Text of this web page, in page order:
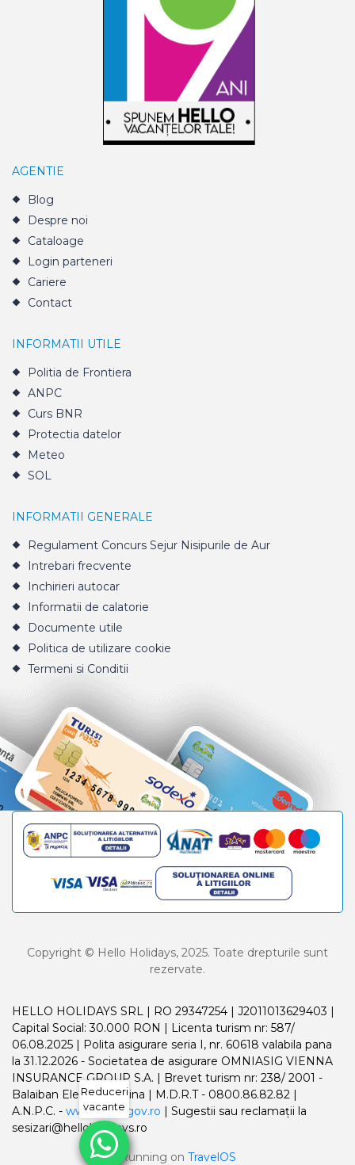
AGENTIE
Blog
Despre noi
Cataloage
Login parteneri
Cariere
Contact
INFORMATII UTILE
Politia de Frontiera
ANPC
Curs BNR
Protectia datelor
Meteo
SOL
INFORMATII GENERALE
Regulament Concurs Sejur Nisipurile de Aur
Intrebari frecvente
Inchirieri autocar
Informatii de calatorie
Documente utile
Politica de utilizare cookie
Termeni si Conditii
Copyright © Hello Holidays, 2025. Toate drepturile sunt
rezervate.
HELLO HOLIDAYS SRL | RO 29347254 | J2011013629403 |
Capital Social: 30.000 RON | Licenta turism nr: 587/
06.08.2025 | Polita asigurare seria I, nr. 60618 valabila pana
la 31.12.2026 - Societatea de asigurare OMNIASIG VIENNA
INSURANCE GROUP S.A. | Brevet turism nr: 238/ 2001 -
Balaiban Elena Madalina | M.D.R.T - 0800.86.82.82 |
A.N.P.C. - www.anpc.gov.ro | Sugestii sau reclamații la
sesizari@helloholidays.ro
Running on TravelOS
Reduceri
vacante